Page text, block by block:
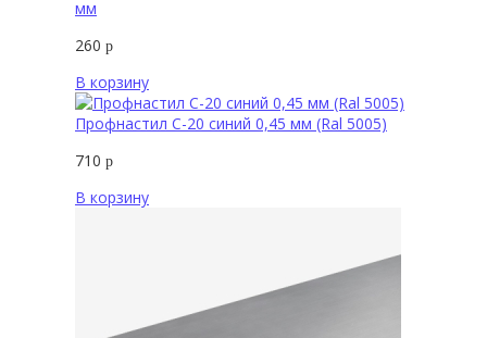
мм
260 р
В корзину
Профнастил С-20 синий 0,45 мм (Ral 5005)
710 р
В корзину